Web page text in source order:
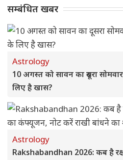
सम्बंधित खबर
Astrology
10 अगस्त को सावन का दूसरा
लिए है खास?
Astrology
Rakshabandhan 2026: कब है